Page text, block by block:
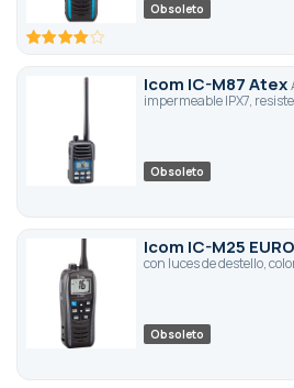
80 100
Obsoleto
Icom IC-M87 Atex
impermeable IPX7,
Obsoleto
Icom IC-M25
con luces de destello,
Obsoleto